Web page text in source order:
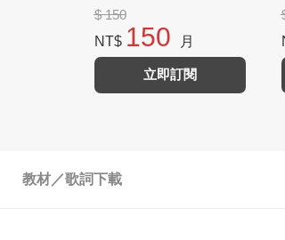
$ 150
NT$ 150 月
立即訂閱
教材／歌詞下載